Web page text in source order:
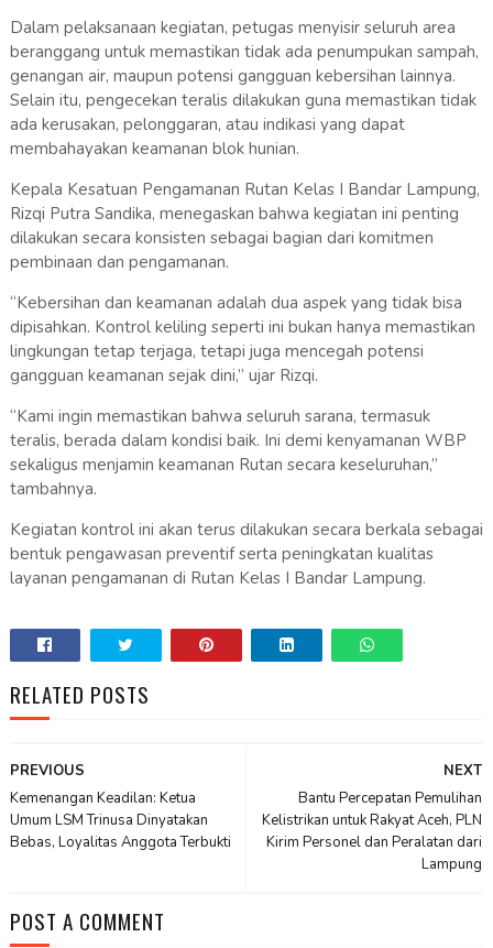
Dalam pelaksanaan kegiatan, petugas menyisir seluruh area
beranggang untuk memastikan tidak ada penumpukan sampah,
genangan air, maupun potensi gangguan kebersihan lainnya.
Selain itu, pengecekan teralis dilakukan guna memastikan tidak
ada kerusakan, pelonggaran, atau indikasi yang dapat
membahayakan keamanan blok hunian.
Kepala Kesatuan Pengamanan Rutan Kelas I Bandar Lampung,
Rizqi Putra Sandika, menegaskan bahwa kegiatan ini penting
dilakukan secara konsisten sebagai bagian dari komitmen
pembinaan dan pengamanan.
“Kebersihan dan keamanan adalah dua aspek yang tidak bisa
dipisahkan. Kontrol keliling seperti ini bukan hanya memastikan
lingkungan tetap terjaga, tetapi juga mencegah potensi
gangguan keamanan sejak dini,” ujar Rizqi.
“Kami ingin memastikan bahwa seluruh sarana, termasuk
teralis, berada dalam kondisi baik. Ini demi kenyamanan WBP
sekaligus menjamin keamanan Rutan secara keseluruhan,”
tambahnya.
Kegiatan kontrol ini akan terus dilakukan secara berkala sebagai
bentuk pengawasan preventif serta peningkatan kualitas
layanan pengamanan di Rutan Kelas I Bandar Lampung.
RELATED POSTS
NEXT
Bantu Percepatan Pemulihan
Kelistrikan untuk Rakyat Aceh, PLN
Kirim Personel dan Peralatan dari
Lampung
PREVIOUS
Kemenangan Keadilan: Ketua
Umum LSM Trinusa Dinyatakan
Bebas, Loyalitas Anggota Terbukti
POST A COMMENT